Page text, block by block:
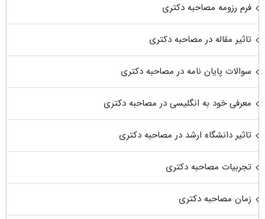
فرم رزومه مصاحبه دکتری
تاثیر مقاله در مصاحبه دکتری
سوالات پایان نامه در مصاحبه دکتری
معرفی خود به انگلیسی در مصاحبه دکتری
تاثیر دانشگاه ارشد در مصاحبه دکتری
تجربیات مصاحبه دکتری
زمان مصاحبه دکتری